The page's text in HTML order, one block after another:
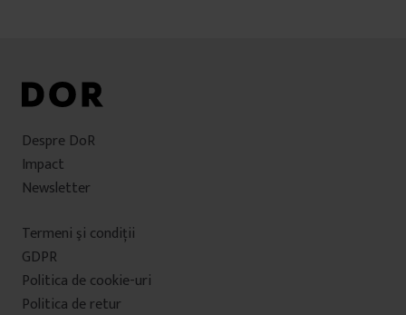
Despre DoR
Impact
Newsletter
Termeni şi condiţii
GDPR
Politica de cookie-uri
Politica de retur